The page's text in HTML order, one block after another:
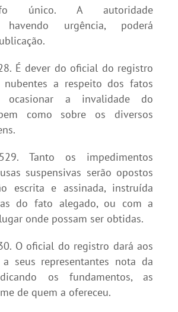
único. A autoridade
havendo urgência, poderá
É dever do oficial do registro
nubentes a respeito dos fatos
ocasionar a invalidade do
como sobre os diversos
Tanto os impedimentos
suspensivas serão opostos
escrita e assinada, instruída
do fato alegado, ou com a
onde possam ser obtidas.
O oficial do registro dará aos
seus representantes nota da
os fundamentos, as
de quem a ofereceu.